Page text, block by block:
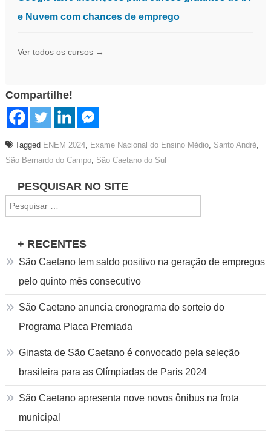
e Nuvem com chances de emprego
Ver todos os cursos →
Compartilhe!
Tagged ENEM 2024, Exame Nacional do Ensino Médio, Santo André,
São Bernardo do Campo, São Caetano do Sul
Navegação
de
Post
PESQUISAR NO SITE
por:
+ RECENTES
São Caetano tem saldo positivo na geração de empregos
pelo quinto mês consecutivo
São Caetano anuncia cronograma do sorteio do
Programa Placa Premiada
Ginasta de São Caetano é convocado pela seleção
brasileira para as Olímpiadas de Paris 2024
São Caetano apresenta nove novos ônibus na frota
municipal